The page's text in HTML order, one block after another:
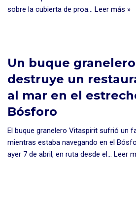
sobre la cubierta de proa… Leer más »
Un buque
destruye un
al mar en el
Bósforo
El buque granelero Vitaspirit sufrió un
mientras estaba navegando en el
ayer 7 de abril, en ruta desde el… Leer